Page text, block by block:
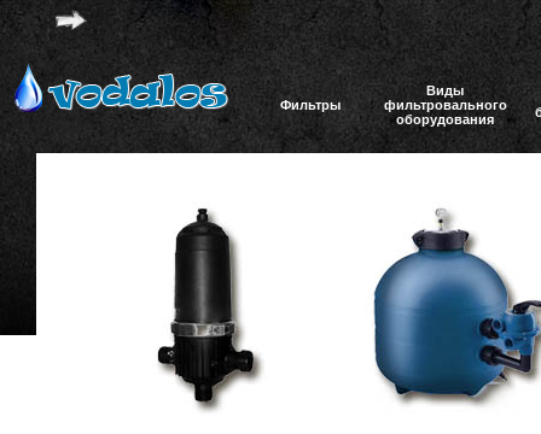
Фильтры
Виды
фильтровального
оборудования